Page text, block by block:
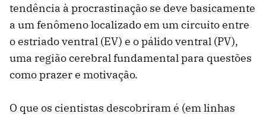
tendência à procrastinação se deve basicamente
a um fenômeno localizado em um circuito entre
o estriado ventral (EV) e o pálido ventral (PV),
uma região cerebral fundamental para questões
como prazer e motivação.
O que os cientistas descobriram é (em linhas